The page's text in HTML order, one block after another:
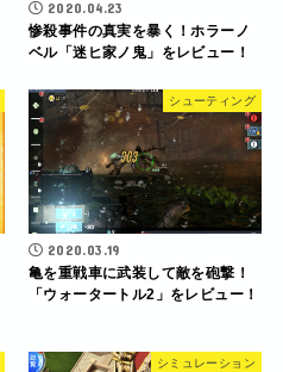
2020.04.23
惨殺事件の真実を暴く！ホラーノ
ベル「迷ヒ家ノ鬼」をレビュー！
シューティング
2020.03.19
亀を重戦車に武装して敵を砲撃！
「ウォータートル2」をレビュー！
シミュレーション